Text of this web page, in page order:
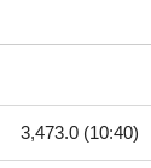
3,473.0 (10:40)